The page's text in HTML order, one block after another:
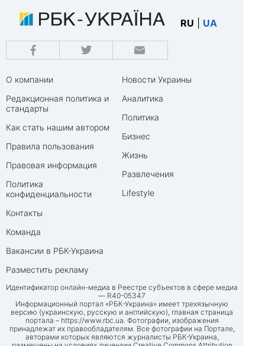
RU UA
О компании
Редакционная политика и
стандарты
Как стать нашим автором
Правила пользования
Правовая информация
Политика
конфиденциальности
Контакты
Команда
Вакансии в РБК-Украина
Разместить рекламу
Новости Украины
Аналитика
Политика
Бизнес
Жизнь
Развлечения
Lifestyle
Идентификатор онлайн-медиа в Реестре субъектов в сфере медиа
— R40-05347
Информационный портал «РБК-Украина» имеет трехязычную
версию (украинскую, русскую и английскую), главная страница
портала – https://www.rbc.ua. Фотографии, изображения
принадлежат их правообладателям. Все фотографии на Портале,
авторами которых являются журналисты РБК-Украина,